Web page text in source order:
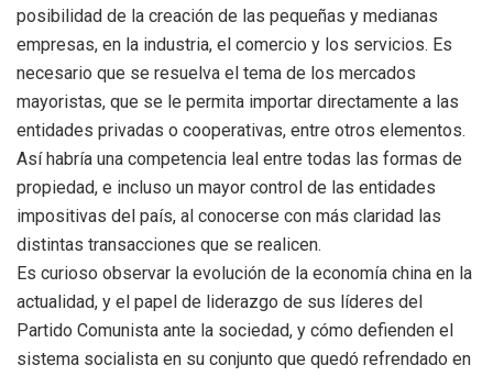
posibilidad de la creación de las pequeñas y medianas
empresas, en la industria, el comercio y los servicios. Es
necesario que se resuelva el tema de los mercados
mayoristas, que se le permita importar directamente a las
entidades privadas o cooperativas, entre otros elementos.
Así habría una competencia leal entre todas las formas de
propiedad, e incluso un mayor control de las entidades
impositivas del país, al conocerse con más claridad las
distintas transacciones que se realicen.
Es curioso observar la evolución de la economía china en la
actualidad, y el papel de liderazgo de sus líderes del
Partido Comunista ante la sociedad, y cómo defienden el
sistema socialista en su conjunto que quedó refrendado en